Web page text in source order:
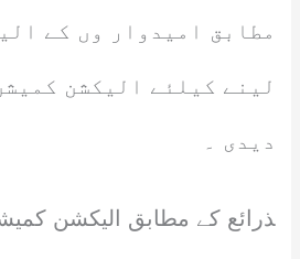
مطابق امیدوار وں کے
لینے کیلئے الیکشن
دیدی ۔
‍ذرائع کے مطابق الیکشن